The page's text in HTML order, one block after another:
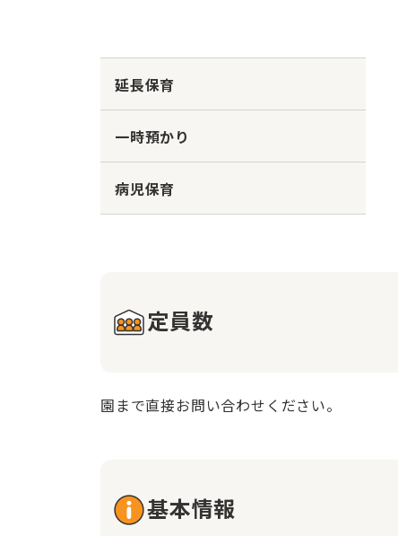
延長保育
一時預かり
病児保育
定員数
園まで直接お問い合わせください。
基本情報